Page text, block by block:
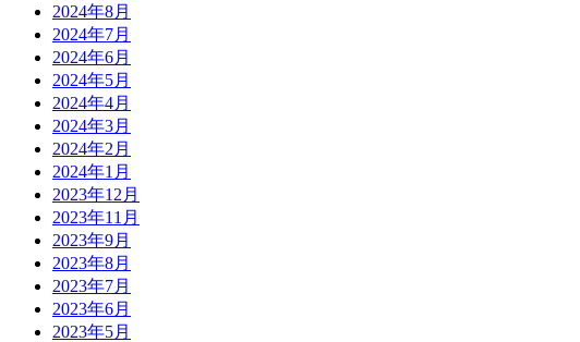
2024年8月
2024年7月
2024年6月
2024年5月
2024年4月
2024年3月
2024年2月
2024年1月
2023年12月
2023年11月
2023年9月
2023年8月
2023年7月
2023年6月
2023年5月